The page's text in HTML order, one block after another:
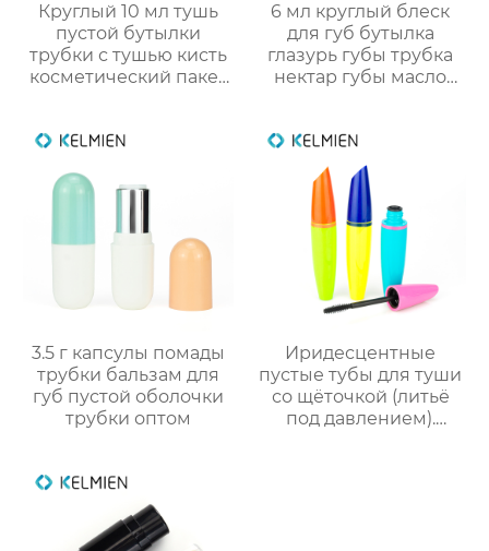
Круглый 10 мл тушь
пустой бутылки
трубки с тушью кисть
косметический пакет
6 мл круглый блеск
для губ бутылка
глазурь губы трубка
нектар губы масло
упаковка маркировка
3.5 г капсулы помады
трубки бальзам для
губ пустой оболочки
трубки оптом
Иридесцентные
пустые тубы для туши
со щёточкой (литьё
под давлением).